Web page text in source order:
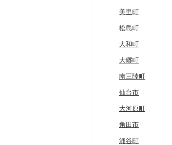
浦河町
広尾町
中札内村
滝川市
比布町
鶴居村
釧路市
苫前町
当別町
弘前市
鰺ヶ沢町
むつ市
田舎館村
青森県（県庁）
三沢市
西目屋村
洋野町
大船渡市
山田町
大槌町
美里町
松島町
大和町
大郷町
南三陸町
仙台市
大河原町
角田市
涌谷町